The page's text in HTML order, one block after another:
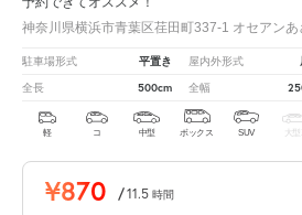
神奈川県横浜市青葉区荏田町337-1 オセアンあ
駐車場形式 平置き 屋内外形式
全長 500cm 全幅
軽 コ 中型 ボックス SUV 大型
¥870 /11.5 時間